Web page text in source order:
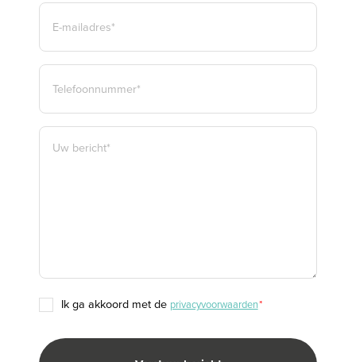
E-
MAILADRES
TELEFOON
BERICHT
TOESTEMMING
ik ga akkoord met de privacyvoorwaarden*